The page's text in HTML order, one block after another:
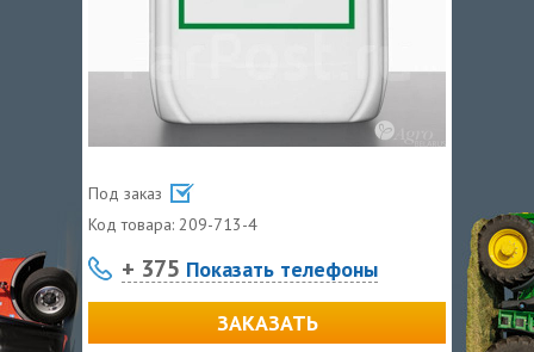
Под заказ
Код товара: 209-713-4
+ 375 Показать телефоны
ЗАКАЗАТЬ